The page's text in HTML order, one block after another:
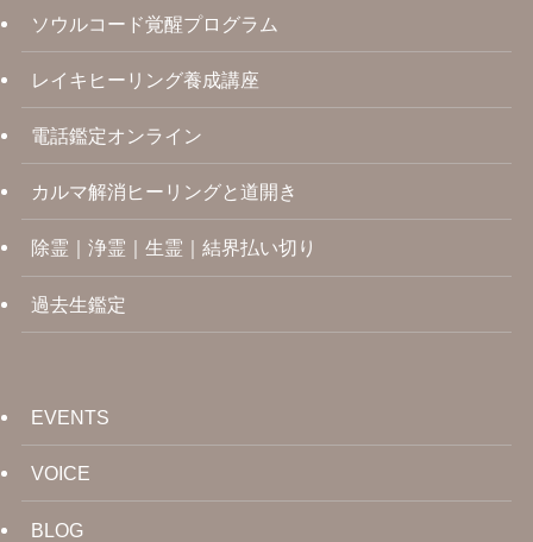
ソウルコード覚醒プログラム
レイキヒーリング養成講座
電話鑑定オンライン
カルマ解消ヒーリングと道開き
除霊｜浄霊｜生霊｜結界払い切り
過去生鑑定
EVENTS
VOICE
BLOG